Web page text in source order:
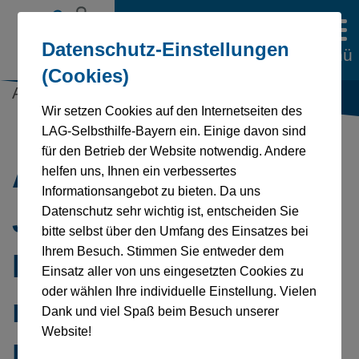
Datenschutz-Einstellungen
(Cookies)
Wir setzen Cookies auf den Internetseiten des
LAG-Selbsthilfe-Bayern ein. Einige davon sind
für den Betrieb der Website notwendig. Andere
helfen uns, Ihnen ein verbessertes
Informationsangebot zu bieten. Da uns
Datenschutz sehr wichtig ist, entscheiden Sie
bitte selbst über den Umfang des Einsatzes bei
Ihrem Besuch. Stimmen Sie entweder dem
Einsatz aller von uns eingesetzten Cookies zu
oder wählen Ihre individuelle Einstellung. Vielen
Dank und viel Spaß beim Besuch unserer
Website!
Menü
Ankündigung: „15
Jahre UN-
Behindertenrechtsko
nvention in
Aktuelles | 12.06.2024